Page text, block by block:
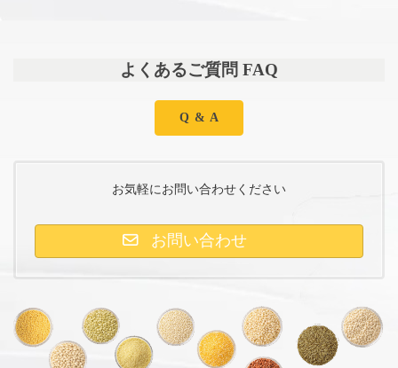
よくあるご質問 FAQ
Q & A
お気軽にお問い合わせください
お問い合わせ